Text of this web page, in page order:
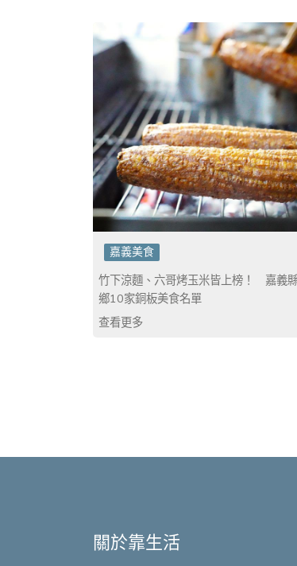
嘉義美食
竹下涼麵、六哥烤玉米皆上榜！ 嘉義
鄉10家銅板美食名單
查看更多
關於靠生活